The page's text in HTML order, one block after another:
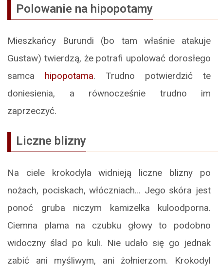
Polowanie na hipopotamy
Mieszkańcy Burundi (bo tam właśnie atakuje
Gustaw) twierdzą, że potrafi upolować dorosłego
samca hipopotama. Trudno potwierdzić te
doniesienia, a równocześnie trudno im
zaprzeczyć.
Liczne blizny
Na ciele krokodyla widnieją liczne blizny po
nożach, pociskach, włóczniach… Jego skóra jest
ponoć gruba niczym kamizelka kuloodporna.
Ciemna plama na czubku głowy to podobno
widoczny ślad po kuli. Nie udało się go jednak
zabić ani myśliwym, ani żołnierzom. Krokodyl